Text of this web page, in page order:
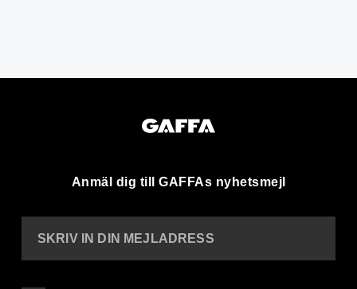
Anmäl dig till GAFFAs nyhetsmejl
SKRIV IN DIN MEJLADRESS